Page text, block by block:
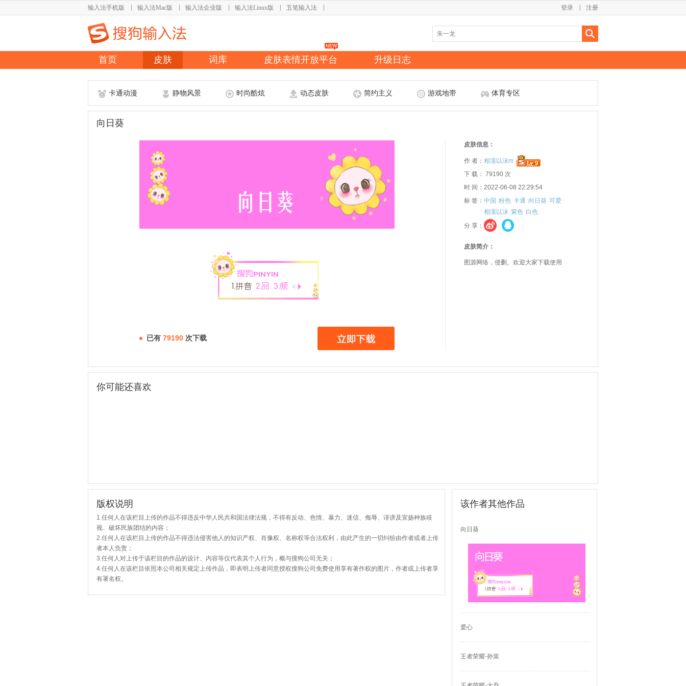
输入法手机版 输入法Mac版 输入法企业版 输入法Linux版 五笔输入法 注册
登录
首页 皮肤 词库 皮肤表情开放平台 升级日志
卡通动漫 静物风景 时尚酷炫 动态皮肤 简约主义 游戏地带 体育专区
向日葵
已有 79190 次下载
皮肤信息：
作 者： 相濡以沫m
下 载： 79190 次
时 间：2022-06-08 22:29:54
标 签： 中国 粉色 卡通 向日葵 可爱
相濡以沫 紫色 白色
分 享：
皮肤简介：
图源网络，侵删。欢迎大家下载使用
你可能还喜欢
版权说明
1.任何人在该栏目上传的作品不得违反中华人民共和国法律法规，不得有反动、色情、暴力、迷信、侮辱、诽谤及宣扬种族歧
视、破坏民族团结的内容；
2.任何人在该栏目上传的作品不得违法侵害他人的知识产权、肖像权、名称权等合法权利，由此产生的一切纠纷由作者或者上传
者本人负责；
3.任何人对上传于该栏目的作品的设计、内容等仅代表其个人行为，概与搜狗公司无关；
4.任何人在该栏目依照本公司相关规定上传作品，即表明上传者同意授权搜狗公司免费使用享有著作权的图片，作者或上传者享
有署名权。
该作者其他作品
向日葵
爱心
王者荣耀-孙策